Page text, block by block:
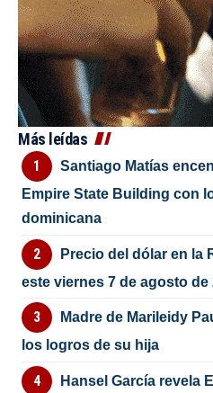
Más leídas
Santiago Matías
Empire State Building con
dominicana
Precio del dólar en la
este viernes 7 de agosto de
Madre de Marileidy
los logros de su hija
Hansel García revela